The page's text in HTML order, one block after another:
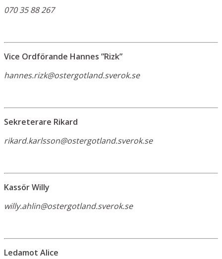
070 35 88 267
Vice Ordförande Hannes ”Rizk”
hannes.rizk@ostergotland.sverok.se
Sekreterare Rikard
rikard.karlsson@ostergotland.sverok.se
Kassör Willy
willy.ahlin@ostergotland.sverok.se
Ledamot Alice